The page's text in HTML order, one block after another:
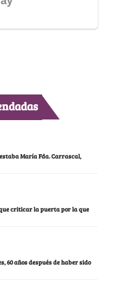
María Fda. Carrascal,
criticar la puerta por la que
60 años después de haber sido